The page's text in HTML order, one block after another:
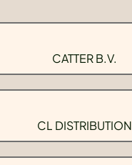
CATTER B.V.
CL DISTRIBUTION